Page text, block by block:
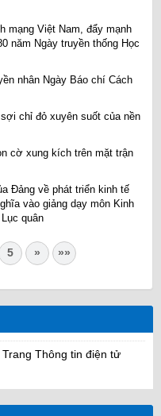
mạng Việt Nam, đẩy mạnh
năm Ngày truyền thống Học
nhân Ngày Báo chí Cách
chỉ đỏ xuyên suốt của nền
cờ xung kích trên mặt trận
Đảng về phát triển kinh tế
vào giảng dạy môn Kinh
quân
5 » »»
Thông tin điện tử